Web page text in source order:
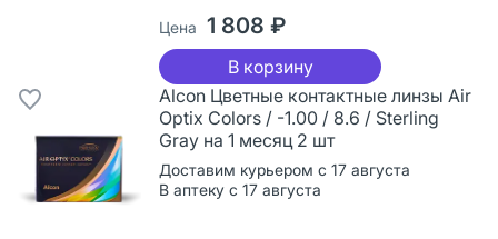
Цена 1 808 ₽
В корзину
Alcon Цветные контактные линзы Air
Optix Colors / -1.00 / 8.6 / Sterling
Gray на 1 месяц 2 шт
Доставим курьером с 17 августа
В аптеку с 17 августа